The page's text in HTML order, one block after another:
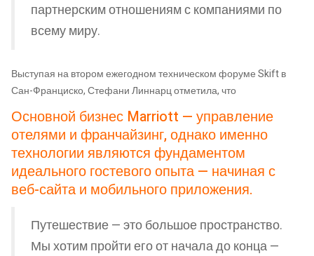
партнерским отношениям с компаниями по
всему миру.
Выступая на втором ежегодном техническом форуме Skift в
Сан-Франциско, Стефани Линнарц отметила, что
Основной бизнес Marriott — управление
отелями и франчайзинг, однако именно
технологии являются фундаментом
идеального гостевого опыта — начиная с
веб-сайта и мобильного приложения.
Путешествие — это большое пространство.
Мы хотим пройти его от начала до конца —